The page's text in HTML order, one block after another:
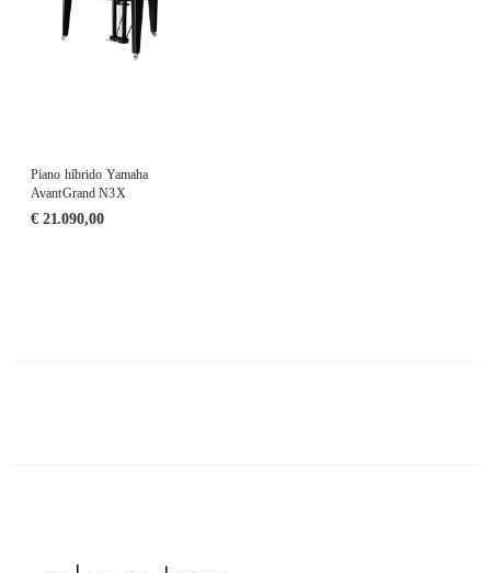
Piano híbrido Yamaha
AvantGrand N3X
€21.090,00